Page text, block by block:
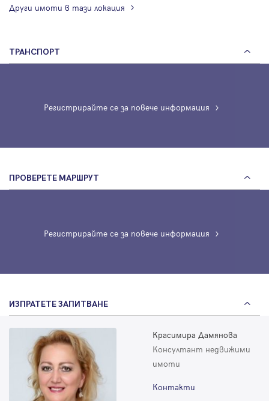
Други имоти в тази локация
ТРАНСПОРТ
Регистрирайте се за повече информация
ПРОВЕРЕТЕ МАРШРУТ
Регистрирайте се за повече информация
ИЗПРАТЕТЕ ЗАПИТВАНЕ
Красимира Дамянова
Консултант недвижими
имоти
Контакти